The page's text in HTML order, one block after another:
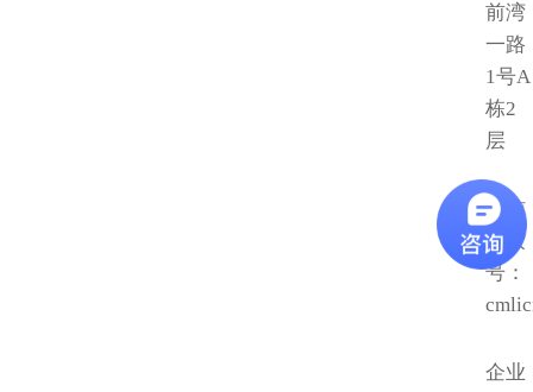
前湾
一路
1号A
栋2
层
微信
公众
号：
企业